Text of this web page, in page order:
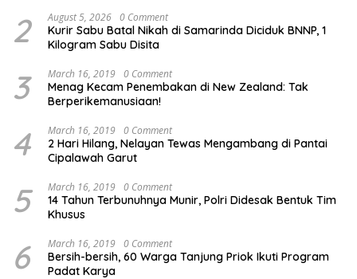
2 August 5, 2026 0 Comment
Kurir Sabu Batal Nikah di Samarinda Diciduk BNNP, 1
Kilogram Sabu Disita
3 March 16, 2019 0 Comment
Menag Kecam Penembakan di New Zealand: Tak
Berperikemanusiaan!
4 March 16, 2019 0 Comment
2 Hari Hilang, Nelayan Tewas Mengambang di Pantai
Cipalawah Garut
5 March 16, 2019 0 Comment
14 Tahun Terbunuhnya Munir, Polri Didesak Bentuk Tim
Khusus
6 March 16, 2019 0 Comment
Bersih-bersih, 60 Warga Tanjung Priok Ikuti Program
Padat Karya